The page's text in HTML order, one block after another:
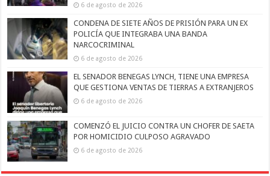
6 de agosto de 2026
CONDENA DE SIETE AÑOS DE PRISIÓN PARA UN EX
POLICÍA QUE INTEGRABA UNA BANDA
NARCOCRIMINAL
6 de agosto de 2026
EL SENADOR BENEGAS LYNCH, TIENE UNA EMPRESA
QUE GESTIONA VENTAS DE TIERRAS A EXTRANJEROS
6 de agosto de 2026
COMENZÓ EL JUICIO CONTRA UN CHOFER DE SAETA
POR HOMICIDIO CULPOSO AGRAVADO
6 de agosto de 2026